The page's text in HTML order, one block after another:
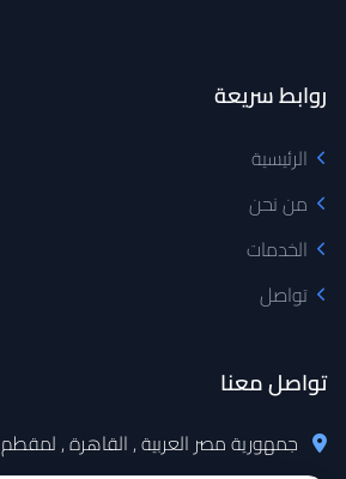
روابط سريعة
الرئيسية
من نحن
الخدمات
تواصل
تواصل معنا
جمهورية مصر العربية , القاهرة , لمقطم